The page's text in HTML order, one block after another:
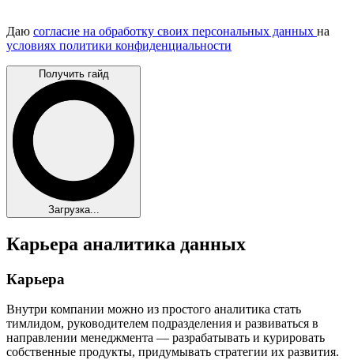
Даю согласие на обработку своих персональных данных на
условиях политики конфиденциальности
Получить гайд
Загрузка...
Карьера аналитика данных
Карьера
Внутри компании можно из простого аналитика стать
тимлидом, руководителем подразделения и развиваться в
направлении менеджмента — разрабатывать и курировать
собственные продукты, придумывать стратегии их развития.